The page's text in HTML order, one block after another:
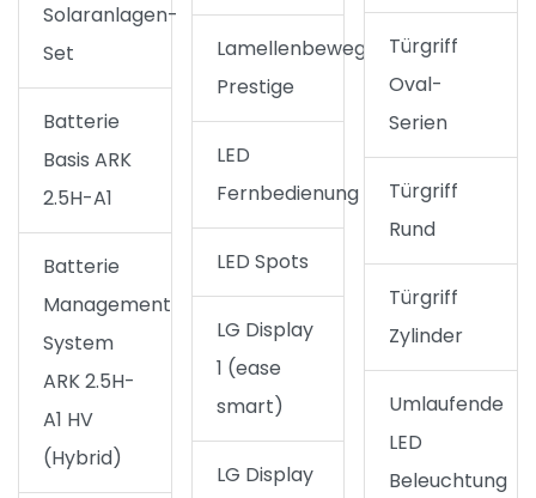
Solaranlagen-
Set
Batterie
Basis ARK
2.5H-A1
Batterie
Management
System
ARK 2.5H-
A1 HV
(Hybrid)
Lamellenbewegung
Prestige
LED
Fernbedienung
LED Spots
LG Display
1 (ease
smart)
LG Display
Türgriff
Oval-
Serien
Türgriff
Rund
Türgriff
Zylinder
Umlaufende
LED
Beleuchtung